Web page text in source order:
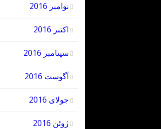
نوامبر 2016
اکتبر 2016
سپتامبر 2016
آگوست 2016
جولای 2016
ژوئن 2016